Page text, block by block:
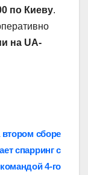
по Киеву.
на UA-
сборе
спарринг с
командой 4-го